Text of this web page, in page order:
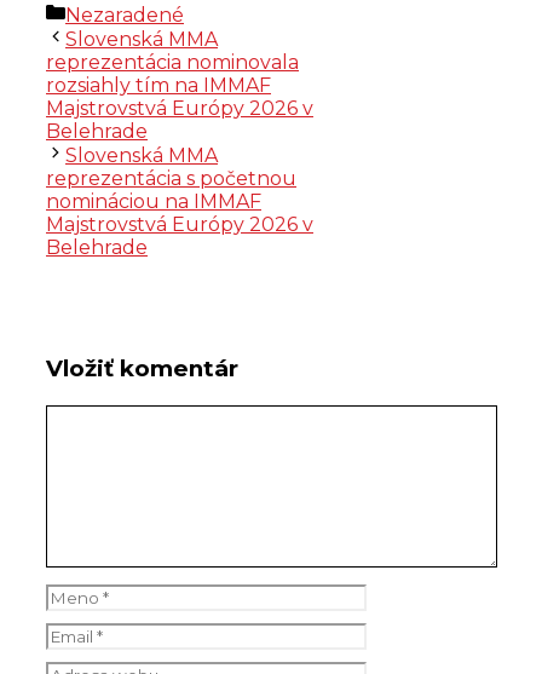
Kategórie
Nezaradené
Slovenská MMA
reprezentácia nominovala
rozsiahly tím na IMMAF
Majstrovstvá Európy 2026 v
Belehrade
Slovenská MMA
reprezentácia s početnou
nomináciou na IMMAF
Majstrovstvá Európy 2026 v
Belehrade
Vložiť komentár
Meno
Email